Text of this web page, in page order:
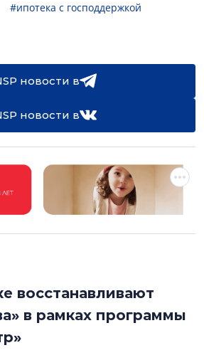
#ипотека с господдержкой
новости в
новости в
восстанавливают
в рамках программы